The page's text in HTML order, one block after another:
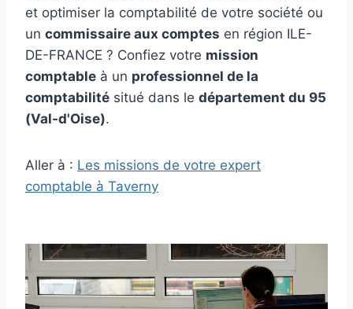
et optimiser la comptabilité de votre société ou
un commissaire aux comptes en région ILE-
DE-FRANCE ? Confiez votre mission
comptable à un professionnel de la
comptabilité situé dans le département du 95
(Val-d'Oise).
Aller à : Les missions de votre expert
comptable à Taverny